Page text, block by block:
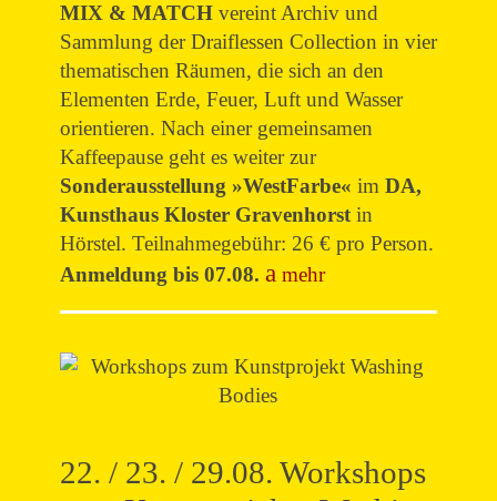
MIX & MATCHvereint Archiv und
Sammlung der Draiflessen Collection in vier
thematischen Räumen, die sich an den
Elementen Erde, Feuer, Luft und Wasser
orientieren. Nach einer gemeinsamen
Kaffeepause geht es weiter zur
Sonderausstellung »WestFarbe« im DA,
Kunsthaus Kloster Gravenhorstin
Hörstel. Teilnahmegebühr: 26 € pro Person.
Anmeldung bis 07.08.
mehr
22. / 23. / 29.08. Workshops